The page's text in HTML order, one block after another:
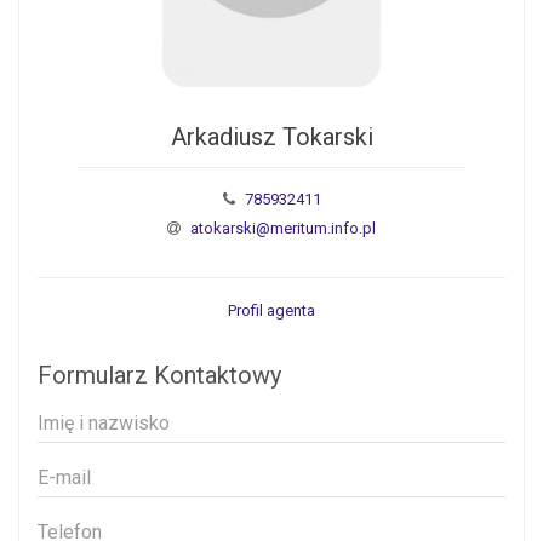
Arkadiusz Tokarski
785932411
atokarski@meritum.info.pl
Profil agenta
Formularz Kontaktowy